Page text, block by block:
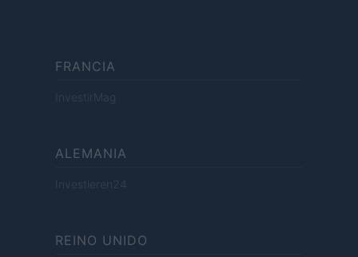
FRANCIA
InvestirMag
ALEMANIA
Investieren24
REINO UNIDO